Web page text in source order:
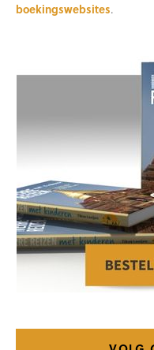
boekingswebsites.